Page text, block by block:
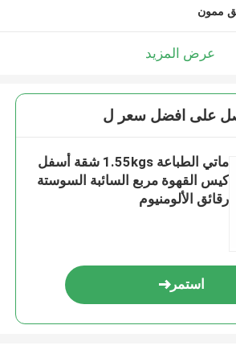
ممون
عرض المزيد
على افضل سعر ل
ماتي الطباعة 1.55kgs شقة أسفل
كيس القهوة مربع السائبة السوستة
رقائق الألومنيوم
استمر